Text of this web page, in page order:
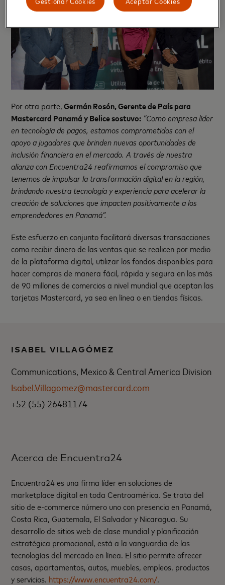
Por otra parte,Germán Rosón, Gerente de País para
Mastercard Panamá y Belice sostuvo: “Como empresa líder
en tecnología de pagos, estamos comprometidos con el
apoyo a jugadores que brinden nuevas oportunidades de
inclusión financiera en el mercado. A través de nuestra
alianza con Encuentra24 reafirmamos el compromiso que
tenemos de impulsar la transformación digital en la región,
brindando nuestra tecnología y experiencia para acelerar la
creación de soluciones que impacten positivamente a los
emprendedores en Panamá”.
Este esfuerzo en conjunto facilitará diversas transacciones
como recibir dinero de las ventas que se realicen por medio
de la plataforma digital, utilizar los fondos disponibles para
hacer compras de manera fácil, rápida y segura en los más
de 90 millones de comercios a nivel mundial que aceptan las
tarjetas Mastercard, ya sea en línea o en tiendas físicas.
ISABEL VILLAGÓMEZ
Communications, Mexico & Central America Division
Isabel.Villagomez@mastercard.com
+52 (55) 26481174
Acerca de Encuentra24
Encuentra24 es una firma líder en soluciones de
marketplace digital en toda Centroamérica. Se trata del
sitio de e-commerce número uno con presencia en Panamá,
Costa Rica, Guatemala, El Salvador y Nicaragua. Su
desarrollo de sitios web de clase mundial y planificación
estratégica promocional, está a la vanguardia de las
tecnologías del mercado en línea. El sitio permite ofrecer
casas, apartamentos, autos, muebles, empleos, productos
y servicios. https://www.encuentra24.com/.